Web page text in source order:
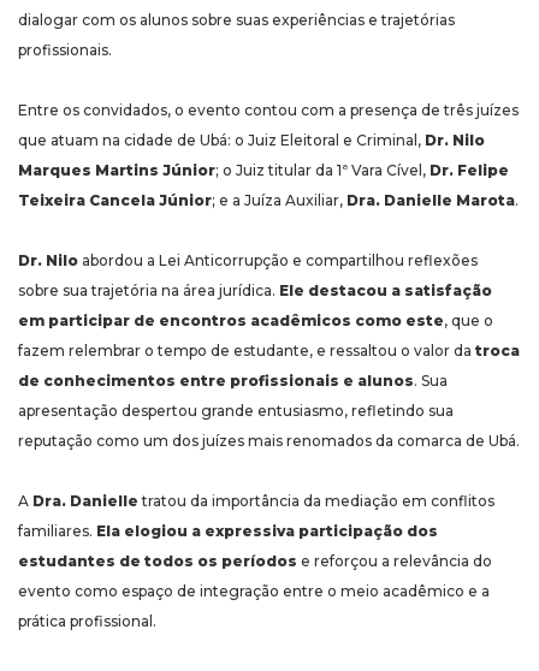
dialogar com os alunos sobre suas experiências e trajetórias
profissionais.
Entre os convidados, o evento contou com a presença de três juízes
que atuam na cidade de Ubá: o Juiz Eleitoral e Criminal, Dr. Nilo
Marques Martins Júnior; o Juiz titular da 1ª Vara Cível, Dr. Felipe
Teixeira Cancela Júnior; e a Juíza Auxiliar, Dra. Danielle Marota.
Dr. Nilo abordou a Lei Anticorrupção e compartilhou reflexões
sobre sua trajetória na área jurídica. Ele destacou a satisfação
em participar de encontros acadêmicos como este, que o
fazem relembrar o tempo de estudante, e ressaltou o valor da troca
de conhecimentos entre profissionais e alunos. Sua
apresentação despertou grande entusiasmo, refletindo sua
reputação como um dos juízes mais renomados da comarca de Ubá.
A Dra. Danielle tratou da importância da mediação em conflitos
familiares. Ela elogiou a expressiva participação dos
estudantes de todos os períodos e reforçou a relevância do
evento como espaço de integração entre o meio acadêmico e a
prática profissional.